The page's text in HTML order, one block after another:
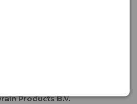
Products B.V.